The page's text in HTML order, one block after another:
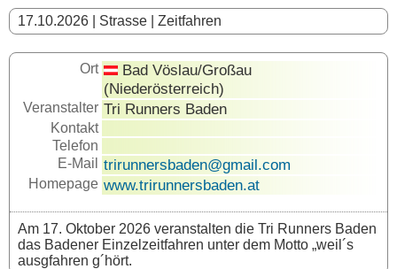
17.10.2026 | Strasse | Zeitfahren
Ort
Bad Vöslau/Großau
(Niederösterreich)
Veranstalter Tri Runners Baden
Kontakt
Telefon
E-Mail
trirunnersbaden@gmail.com
Homepage www.trirunnersbaden.at
Am 17. Oktober 2026 veranstalten die Tri Runners Baden
das Badener Einzelzeitfahren unter dem Motto „weil´s
ausgfahren g´hört.